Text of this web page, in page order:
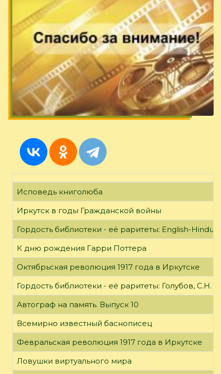
Исповедь книголюба
Иркутск в годы Гражданской войны
Гордость библиотеки - её раритеты: English-
К дню рождения Гарри Поттера
Октябрьская революция 1917 года в Иркутске
Гордость библиотеки - её раритеты: Голубов, С.Н.
Автограф на память. Выпуск 10
Всемирно известный баснописец
Февральская революция 1917 года в Иркутске
Ловушки виртуального мира